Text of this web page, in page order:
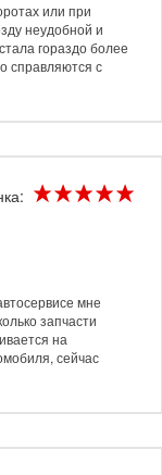
или при
неудобной и
гораздо более
справляются с
мне
запчасти
на
сейчас